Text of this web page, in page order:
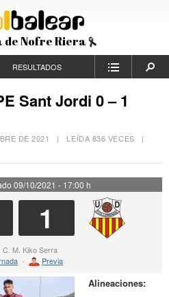
de Nofre Riera
RESULTADOS
Sant Jordi 0 – 1
DE 2021 | LEÍDA 836 VECES |
09/10/2021 - 17:00 h
1
C. M. Kiko Serra
- Previa
Alineaciones: